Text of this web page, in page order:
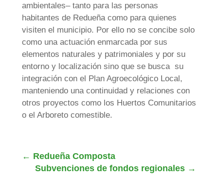
ambientales– tanto para las personas
habitantes de Redueña como para quienes
visiten el municipio. Por ello no se concibe solo
como una actuación enmarcada por sus
elementos naturales y patrimoniales y por su
entorno y localización sino que se busca su
integración con el Plan Agroecológico Local,
manteniendo una continuidad y relaciones con
otros proyectos como los Huertos Comunitarios
o el Arboreto comestible.
← Redueña Composta
Subvenciones de fondos regionales →